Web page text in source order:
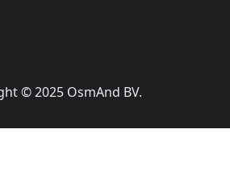
© 2025 OsmAnd BV.